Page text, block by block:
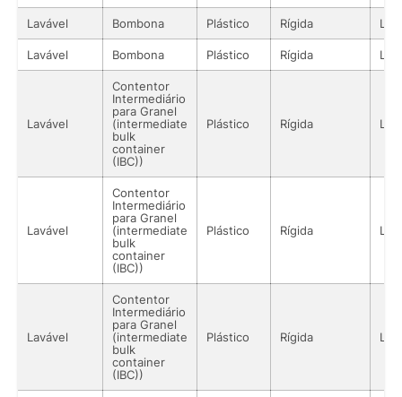
Lavável Bombona Plástico Rígida
Lavável Bombona Plástico Rígida
Lavável
Contentor
Intermediário
para Granel
(intermediate
bulk
container
(IBC))
Plástico Rígida
Lavável
Contentor
Intermediário
para Granel
(intermediate
bulk
container
(IBC))
Plástico Rígida
Lavável
Contentor
Intermediário
para Granel
(intermediate
bulk
container
(IBC))
Plástico Rígida